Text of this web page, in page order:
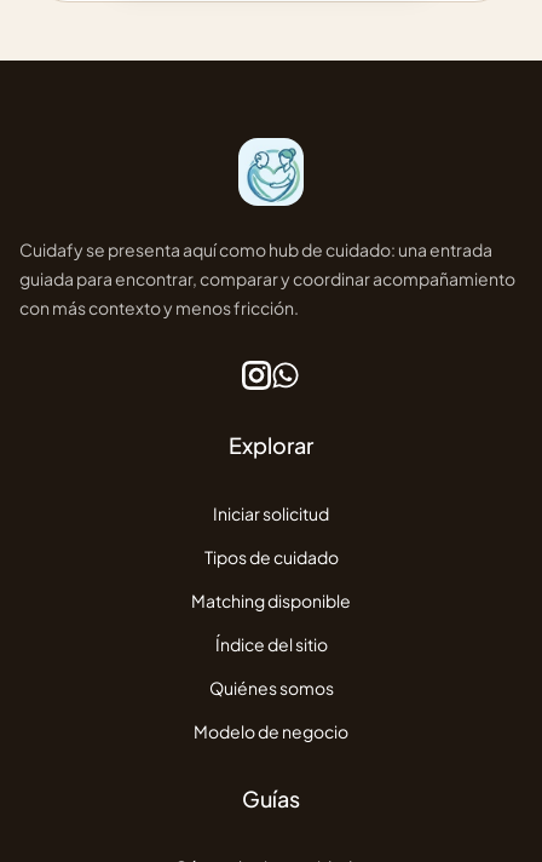
Cuidafy se presenta aquí como hub de cuidado: una entrada
guiada para encontrar, comparar y coordinar acompañamiento
con más contexto y menos fricción.
Instagram
WhatsApp
Explorar
Iniciar solicitud
Tipos de cuidado
Matching disponible
Índice del sitio
Quiénes somos
Modelo de negocio
Guías